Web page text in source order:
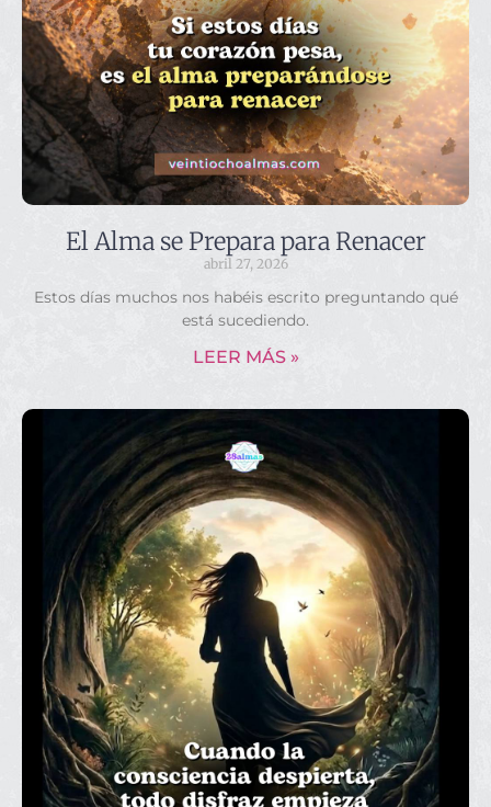
El Alma se Prepara para Renacer
abril 27, 2026
Estos días muchos nos habéis escrito preguntando qué
está sucediendo.
LEER MÁS »